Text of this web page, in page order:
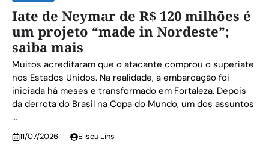
Iate de Neymar de R$ 120 milhões é
um projeto “made in Nordeste”;
saiba mais
Muitos acreditaram que o atacante comprou o superiate
nos Estados Unidos. Na realidade, a embarcação foi
iniciada há meses e transformado em Fortaleza. Depois
da derrota do Brasil na Copa do Mundo, um dos assuntos
...
11/07/2026 Eliseu Lins